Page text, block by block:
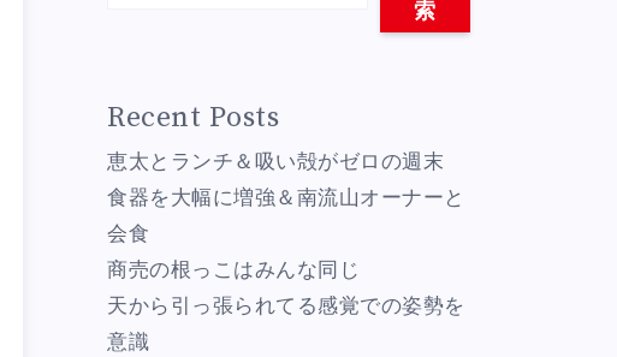
索
Recent Posts
恵太とランチ＆吸い殻がゼロの週末
食器を大幅に増強＆南流山オーナーと
会食
商売の根っこはみんな同じ
天から引っ張られてる感覚での姿勢を
意識